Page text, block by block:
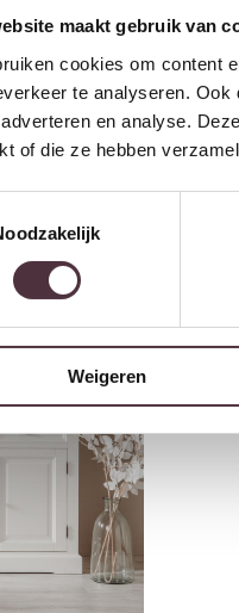
maakt gebruik van
cookies om content
te analyseren.
en analyse.
of die ze hebben
Weigeren